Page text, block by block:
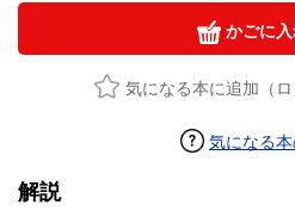
かごに
気になる本に追加（ロ
気になる
解説